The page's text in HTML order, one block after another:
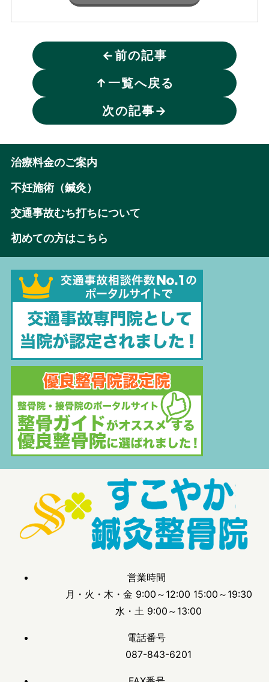
←前の記事
↑ 一覧へ戻る
次の記事→
治療料金のご案内
不妊施術（鍼灸）
交通事故むち打ちについて
初めての方はこちら
営業時間
月・火・木・金 9:00～12:00 15:00～19:30
水・土 9:00～13:00
電話番号
087-843-6201